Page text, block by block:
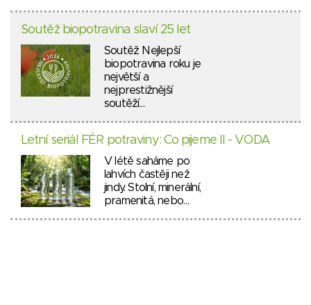
Soutěž biopotravina slaví 25 let
Soutěž Nejlepší
biopotravina roku je
největší a
nejprestižnější
soutěží…
Letní seriál FÉR potraviny: Co pijeme II - VODA
V létě saháme po
lahvích častěji než
jindy. Stolní, minerální,
pramenitá, nebo…